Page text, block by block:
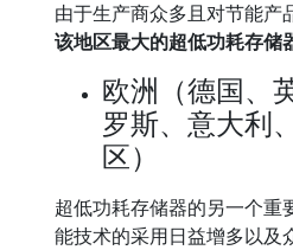
由于生产商众多且对节能产
该地区最大的超低功耗存储
欧洲（德国、
罗斯、意大利
区）
超低功耗存储器的另一个重
能技术的采用日益增多以及